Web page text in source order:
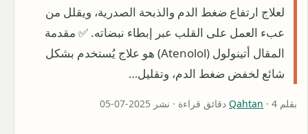
لعلاج ارتفاع ضغط الدم والذبحة الصدرية، ويقلل من
عبء العمل على القلب عبر إبطاء نبضاته. ✅ مقدمة
المقال أتينولول (Atenolol) هو علاج يُستخدم بشكل
شائع لخفض ضغط الدم، وتقليل…
بقلم Qahtan · 4 دقائق قراءة · نشر 2025-07-05